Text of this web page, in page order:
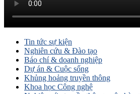
Tin tức sự kiện
Nghiên cứu & Đào tạo
Báo chí & doanh nghiệp
Dự án & Cuộc sống
Khủng hoảng truyền thông
Khoa học Công nghệ